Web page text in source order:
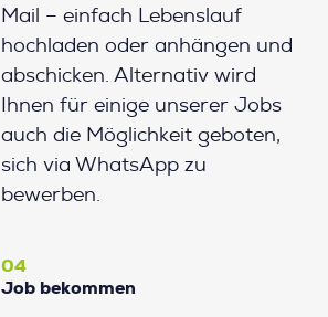
Mail – einfach Lebenslauf
hochladen oder anhängen und
abschicken. Alternativ wird
Ihnen für einige unserer Jobs
auch die Möglichkeit geboten,
sich via WhatsApp zu
bewerben.
04
Job bekommen